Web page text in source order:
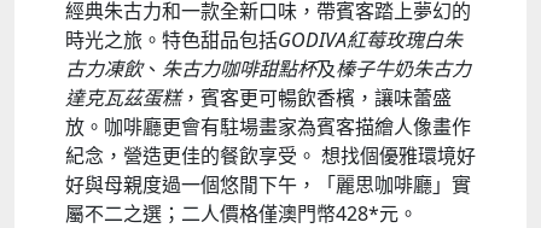
經典朱古力和一款全新口味，帶賓客踏上夢幻的
時光之旅。特色甜品包括GODIVA紅莓玫瑰白朱
古力凍飲、 朱古力咖啡甜點杯及榛子牛奶朱古力
達克瓦茲蛋糕，賓客更可暢飲香檳，讓味蕾盛
放。咖啡廳更會有駐場畫家為賓客描繪人像畫作
紀念，營造更佳的餐飲享受。 想找個優雅環境好
好與母親度過一個悠閒下午，「麗思咖啡廳」實
屬不二之選；二人價格僅澳門幣428*元。